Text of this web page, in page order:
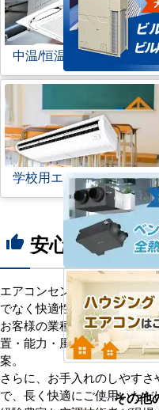
中温/恒温用エアコン
学校用エアコン
thumb_up 安心の8つの
エアコンセンターACは、「
でなく快適性と機能性にも
お客様の業種や施設の形態
置・能力・風向きなどを総
案。
さらに、お手入れのしやす
で、長く快適にご使用いただ
その他